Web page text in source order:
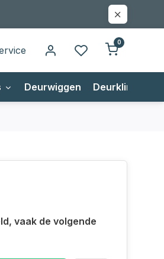
0
Deurwiggen Deurklinken
vaak de volgende